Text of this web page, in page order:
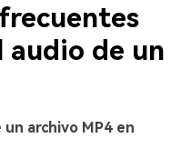
audio de un
archivo MP4 en